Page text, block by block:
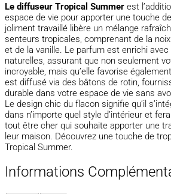
Le diffuseur Tropical Summer est
espace de vie pour apporter une touche
joliment travaillé libère un mélange
senteurs tropicales, comprenant de la
et de la vanille. Le parfum est enrichi
naturelles, assurant que non seulement
incroyable, mais qu’elle favorise
est diffusé via des bâtons de rotin,
durable dans votre espace de vie sans
Le design chic du flacon signifie qu’il
dans n’importe quel style d’intérieur et
tout être cher qui souhaite apporter une
leur maison. Découvrez une touche de
Tropical Summer.
Informations